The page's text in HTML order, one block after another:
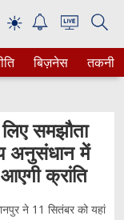
☀
बिज़नेस तकनीक
समझौता
अनुसंधान में
क्रांति
ने 11 सितंबर को यहां